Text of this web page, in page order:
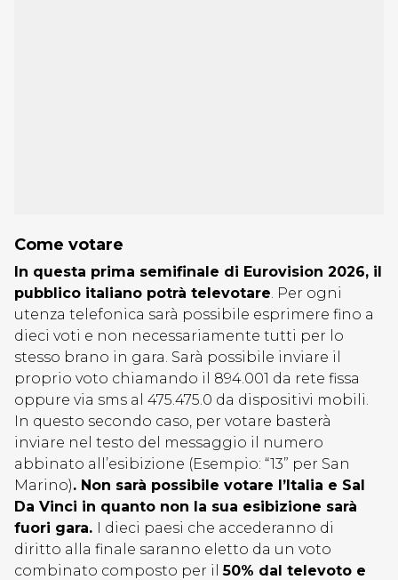
Come votare
In questa prima semifinale di Eurovision 2026, il
pubblico italiano potrà televotare. Per ogni
utenza telefonica sarà possibile esprimere fino a
dieci voti e non necessariamente tutti per lo
stesso brano in gara. Sarà possibile inviare il
proprio voto chiamando il 894.001 da rete fissa
oppure via sms al 475.475.0 da dispositivi mobili.
In questo secondo caso, per votare basterà
inviare nel testo del messaggio il numero
abbinato all’esibizione (Esempio: “13” per San
Marino). Non sarà possibile votare l’Italia e Sal
Da Vinci in quanto non la sua esibizione sarà
fuori gara. I dieci paesi che accederanno di
diritto alla finale saranno eletto da un voto
combinato composto per il50% dal televoto e